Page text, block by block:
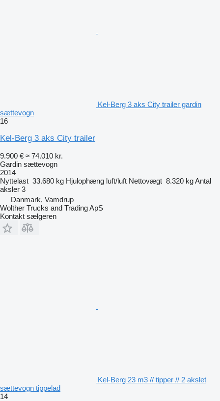
Kel-Berg 3 aks City trailer gardin
sættevogn
16
Kel-Berg 3 aks City trailer
9.900 € ≈ 74.010 kr.
Gardin sættevogn
2014
Nyttelast 33.680 kg Hjulophæng luft/luft Nettovægt 8.320 kgAntal
aksler 3
Danmark, Vamdrup
Wolther Trucks and Trading ApS
Kontakt sælgeren
Kel-Berg 23 m3 // tipper // 2 akslet
sættevogn tippelad
14